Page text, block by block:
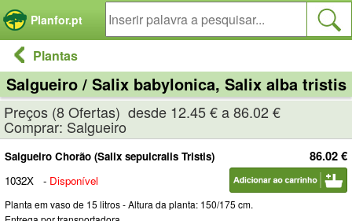
Planfor.pt
Plantas
Salgueiro / Salix babylonica, Salix alba tristis
Preços (8 Ofertas) desde 12.45 € a 86.02 €
Comprar: Salgueiro
86.02 €
Salgueiro Chorão (Salix sepulcralis Tristis)
1032X
- Disponível
Planta em vaso de 15 litros - Altura da planta: 150/175 cm.
Painel de Gerenciamento de Cookies